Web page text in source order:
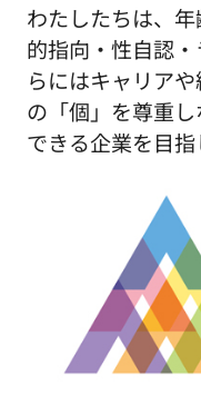
わたしたちは、
的指向・性自認
らにはキャリア
の「個」を尊重
できる企業を目指